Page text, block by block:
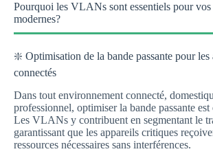
Pourquoi les VLANs sont essentiels pour vos
modernes?
❇️ Optimisation de la bande passante pour les
connectés
Dans tout environnement connecté,
professionnel, optimiser la bande passante est
Les VLANs y contribuent en segmentant le
garantissant que les appareils critiques
ressources nécessaires sans interférences.